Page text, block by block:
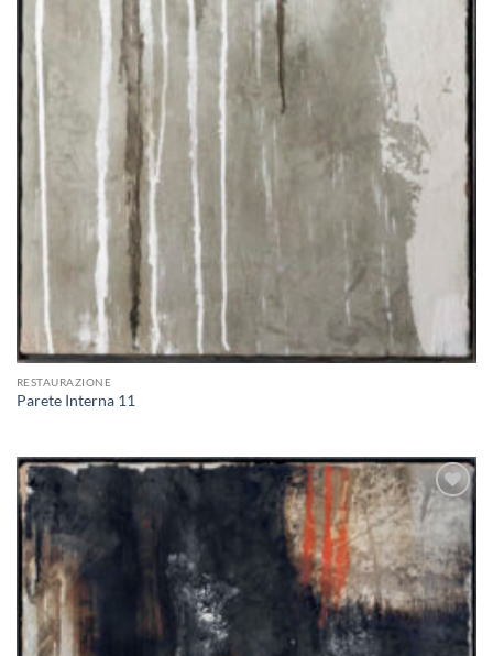
RESTAURAZIONE
Parete Interna 11
Aggiungi
alla lista
dei
desideri